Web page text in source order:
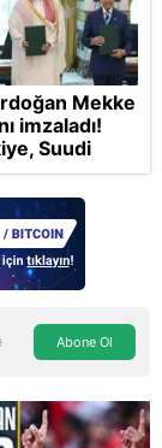
Mekke
imzaladı!
Suudi
ve
stratejik
adımı:
tüm
Abone Ol